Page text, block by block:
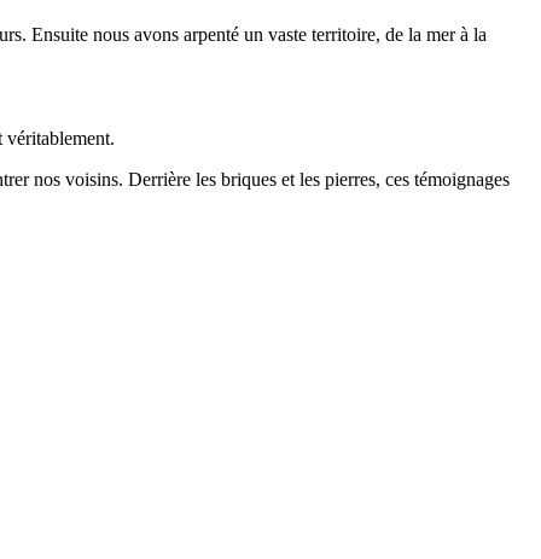
Ensuite nous avons arpenté un vaste territoire, de la mer à la
véritablement.
nos voisins. Derrière les briques et les pierres, ces témoignages